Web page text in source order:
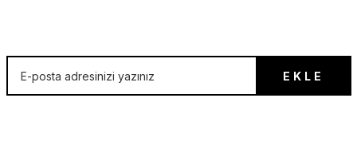
EKLE